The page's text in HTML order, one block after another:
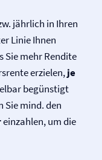
jährlich in Ihren
Linie Ihnen
Sie mehr Rendite
erzielen,je
begünstigt
Sie mind. den
einzahlen, um die